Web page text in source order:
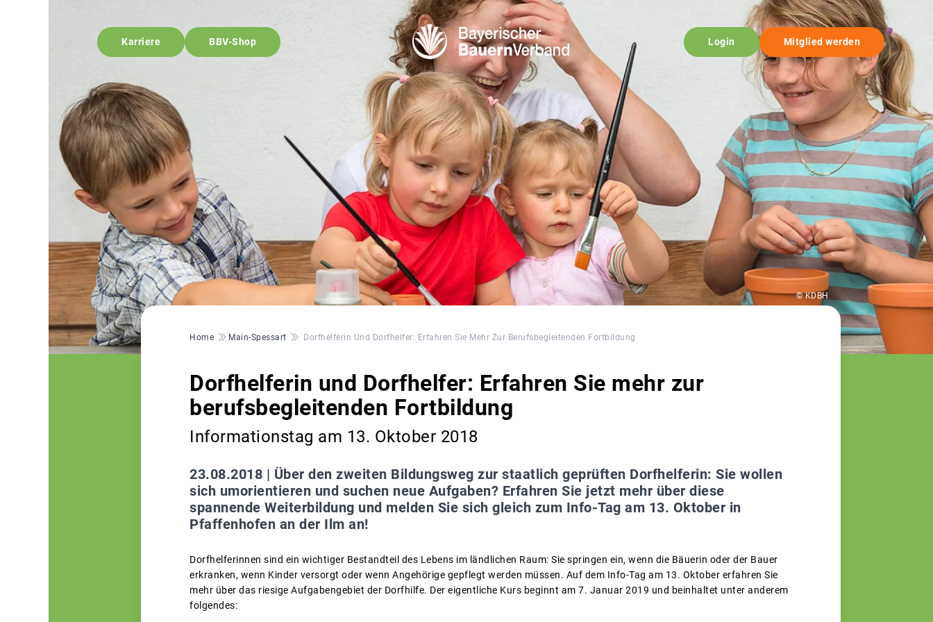
Karriere BBV-Shop Login Mitglied werden
© KDBH
Pfadnavigation
Home Main-Spessart Dorfhelferin Und Dorfhelfer: Erfahren Sie Mehr Zur Berufsbegleitenden Fortbildung
Dorfhelferin und Dorfhelfer: Erfahren Sie mehr zur
berufsbegleitenden Fortbildung
Informationstag am 13. Oktober 2018
23.08.2018 | Über den zweiten Bildungsweg zur staatlich geprüften Dorfhelferin: Sie wollen
sich umorientieren und suchen neue Aufgaben? Erfahren Sie jetzt mehr über diese
spannende Weiterbildung und melden Sie sich gleich zum Info-Tag am 13. Oktober in
Pfaffenhofen an der Ilm an!
Dorfhelferinnen sind ein wichtiger Bestandteil des Lebens im ländlichen Raum: Sie springen ein, wenn die Bäuerin oder der Bauer
erkranken, wenn Kinder versorgt oder wenn Angehörige gepflegt werden müssen. Auf dem Info-Tag am 13. Oktober erfahren Sie
mehr über das riesige Aufgabengebiet der Dorfhilfe. Der eigentliche Kurs beginnt am 7. Januar 2019 und beinhaltet unter anderem
folgendes: